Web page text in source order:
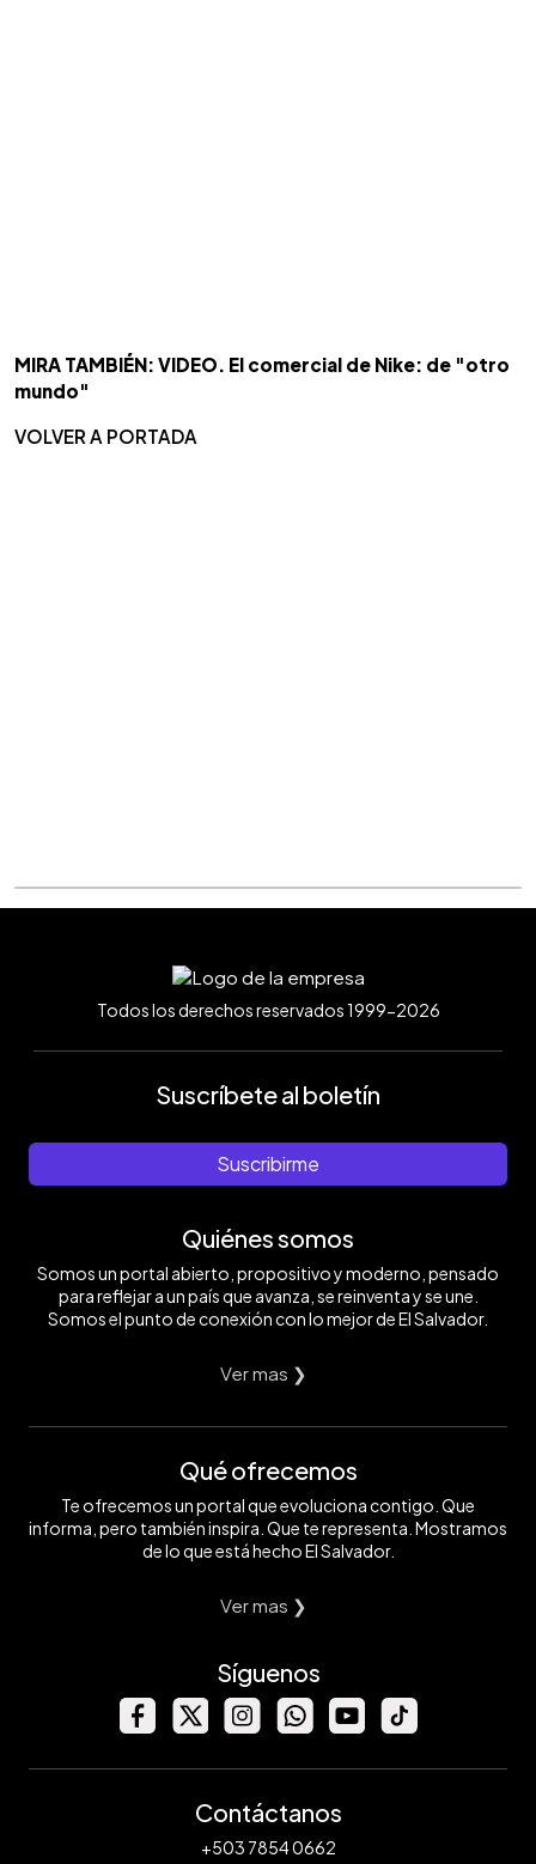
MIRA TAMBIÉN: VIDEO. El comercial de Nike: de "otro
mundo"
VOLVER A PORTADA
Todos los derechos reservados 1999-2026
Suscríbete al boletín
Suscribirme
Quiénes somos
Somos un portal abierto, propositivo y moderno, pensado
para reflejar a un país que avanza, se reinventa y se une.
Somos el punto de conexión con lo mejor de El Salvador.
Ver mas ❯
Qué ofrecemos
Te ofrecemos un portal que evoluciona contigo. Que
informa, pero también inspira. Que te representa. Mostramos
de lo que está hecho El Salvador.
Ver mas ❯
Síguenos
Contáctanos
+503 7854 0662